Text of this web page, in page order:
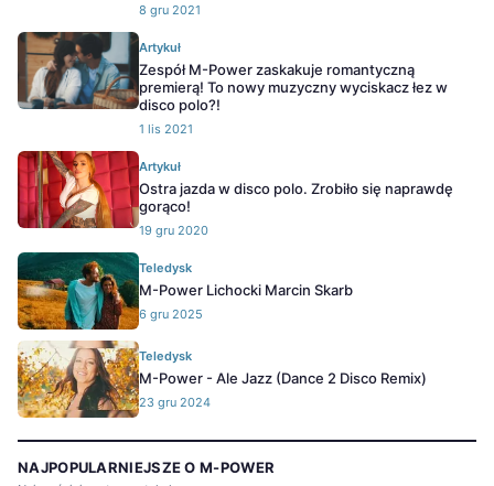
8 gru 2021
Artykuł
Zespół M-Power zaskakuje romantyczną
premierą! To nowy muzyczny wyciskacz łez w
disco polo?!
1 lis 2021
Artykuł
Ostra jazda w disco polo. Zrobiło się naprawdę
gorąco!
19 gru 2020
Teledysk
M-Power Lichocki Marcin Skarb
6 gru 2025
Teledysk
M-Power - Ale Jazz (Dance 2 Disco Remix)
23 gru 2024
NAJPOPULARNIEJSZE O M-POWER